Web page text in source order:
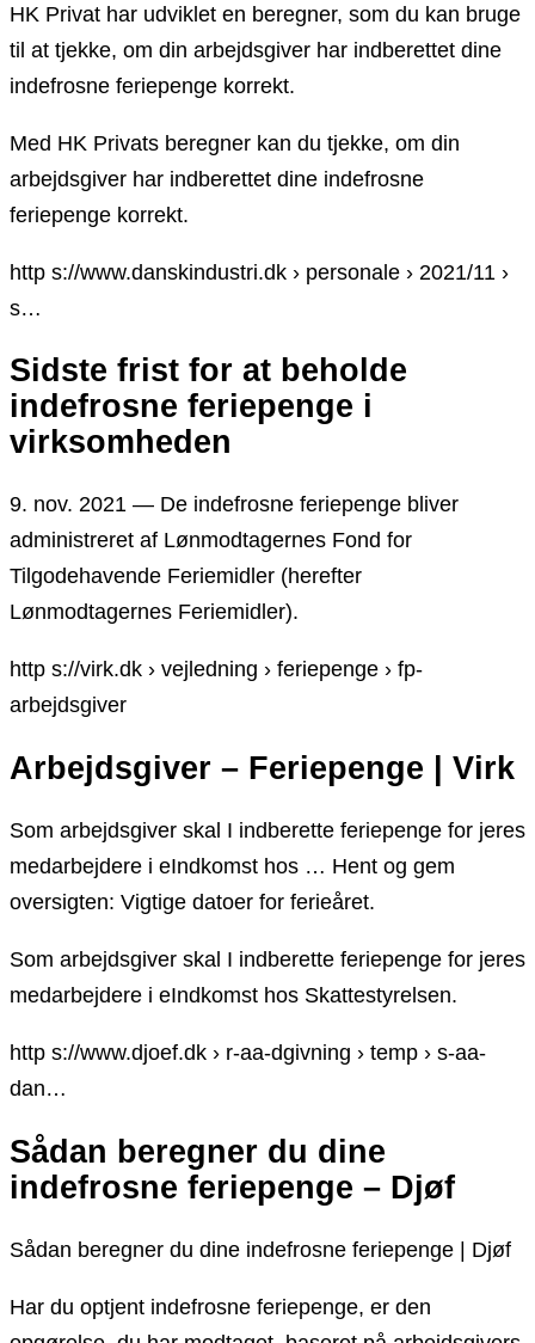
HK Privat har udviklet en beregner, som du kan bruge
til at tjekke, om din arbejdsgiver har indberettet dine
indefrosne feriepenge korrekt.
Med HK Privats beregner kan du tjekke, om din
arbejdsgiver har indberettet dine indefrosne
feriepenge korrekt.
http s://www.danskindustri.dk › personale › 2021/11 ›
s…
Sidste frist for at beholde
indefrosne feriepenge i
virksomheden
9. nov. 2021 — De indefrosne feriepenge bliver
administreret af Lønmodtagernes Fond for
Tilgodehavende Feriemidler (herefter
Lønmodtagernes Feriemidler).
http s://virk.dk › vejledning › feriepenge › fp-
arbejdsgiver
Arbejdsgiver – Feriepenge | Virk
Som arbejdsgiver skal I indberette feriepenge for jeres
medarbejdere i eIndkomst hos … Hent og gem
oversigten: Vigtige datoer for ferieåret.
Som arbejdsgiver skal I indberette feriepenge for jeres
medarbejdere i eIndkomst hos Skattestyrelsen.
http s://www.djoef.dk › r-aa-dgivning › temp › s-aa-
dan…
Sådan beregner du dine
indefrosne feriepenge – Djøf
Sådan beregner du dine indefrosne feriepenge | Djøf
Har du optjent indefrosne feriepenge, er den